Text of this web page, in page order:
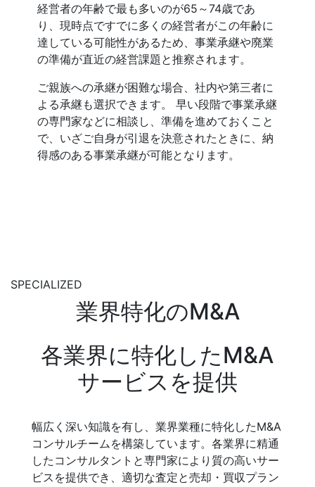
経営者の年齢で最も多いのが65～74歳であ
り、現時点ですでに多くの経営者がこの年齢に
達している可能性があるため、事業承継や廃業
の準備が直近の経営課題と推察されます。
ご親族への承継が困難な場合、社内や第三者に
よる承継も選択できます。 早い段階で事業承継
の専門家などに相談し、準備を進めておくこと
で、いざご自身が引退を決意されたときに、納
得感のある事業承継が可能となります。
SPECIALIZED
業界特化のM&A
各業界に特化したM&A
サービスを提供
幅広く深い知識を有し、業界業種に特化したM&A
コンサルチームを構築しています。各業界に精通
したコンサルタントと専門家により質の高いサー
ビスを提供でき、適切な査定と売却・買収プラン